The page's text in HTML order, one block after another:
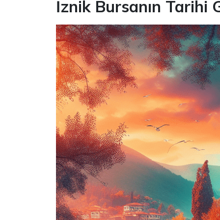
İznik Bursanın Tarihi